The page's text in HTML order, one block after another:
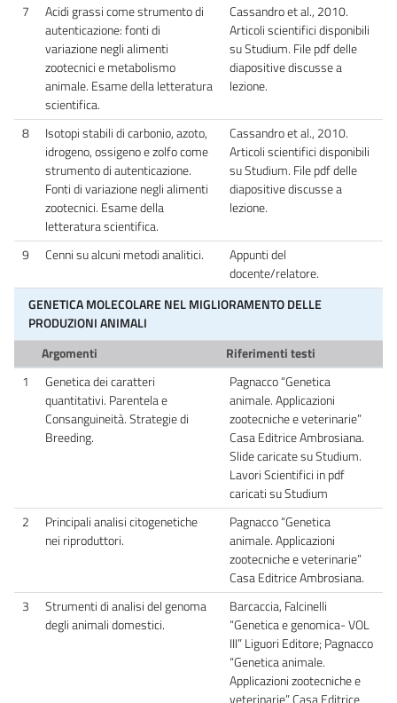
7
Acidi grassi come strumento di
autenticazione: fonti di
variazione negli alimenti
zootecnici e metabolismo
animale. Esame della letteratura
scientifica.
Cassandro et al., 2010.
Articoli scientifici disponibili
su Studium. File pdf delle
diapositive discusse a
lezione.
8
Isotopi stabili di carbonio, azoto,
idrogeno, ossigeno e zolfo come
strumento di autenticazione.
Fonti di variazione negli alimenti
zootecnici. Esame della
letteratura scientifica.
Cassandro et al., 2010.
Articoli scientifici disponibili
su Studium. File pdf delle
diapositive discusse a
lezione.
9 Cenni su alcuni metodi analitici.
Appunti del
docente/relatore.
GENETICA MOLECOLARE NEL MIGLIORAMENTO DELLE
PRODUZIONI ANIMALI
Argomenti
Riferimenti testi
1
Genetica dei caratteri
quantitativi. Parentela e
Consanguineità. Strategie di
Breeding.
Pagnacco “Genetica
animale. Applicazioni
zootecniche e veterinarie”
Casa Editrice Ambrosiana.
Slide caricate su Studium.
Lavori Scientifici in pdf
caricati su Studium
2
Principali analisi citogenetiche
nei riproduttori.
Pagnacco “Genetica
animale. Applicazioni
zootecniche e veterinarie”
Casa Editrice Ambrosiana.
3
Strumenti di analisi del genoma
degli animali domestici.
Barcaccia, Falcinelli
“Genetica e genomica- VOL
III” Liguori Editore; Pagnacco
“Genetica animale.
Applicazioni zootecniche e